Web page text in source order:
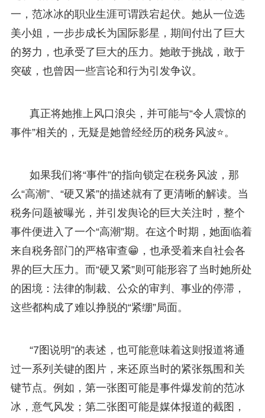
一，范冰冰的职业生涯可谓跌宕起伏。她从一位选
美小姐，一步步成长为国际影星，期间付出了巨大
的努力，也承受了巨大的压力。她敢于挑战，敢于
突破，也曾因一些言论和行为引发争议。
真正将她推上风口浪尖，并可能与“令人震惊的
事件”相关的，无疑是她曾经经历的税务风波⭐。
如果我们将“事件”的指向锁定在税务风波，那
么“高潮”、“硬又紧”的描述就有了更清晰的解读。当
税务问题被曝光，并引发舆论的巨大关注时，整个
事件便进入了一个“高潮”期。在这个时期，她面临着
来自税务部门的严格审查😁，也承受着来自社会各
界的巨大压力。而“硬又紧”则可能形容了当时她所处
的困境：法律的制裁、公众的审判、事业的停滞，
这些都构成了难以挣脱的“紧绷”局面。
“7图说明”的表述，也可能意味着这则报道将通
过一系列关键的图片，来还原当时的紧张氛围和关
键节点。例如，第一张图可能是事件爆发前的范冰
冰，意气风发；第二张图可能是媒体报道的截图，